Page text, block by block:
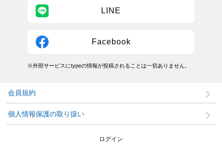
LINE
Facebook
※外部サービスにtypeの情報が投稿されることは一切ありません。
会員規約
個人情報保護の取り扱い
ログイン